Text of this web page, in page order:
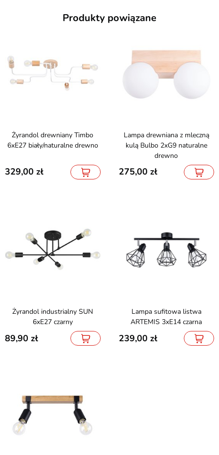
Produkty powiązane
Żyrandol drewniany Timbo
6xE27 biały/naturalne drewno
329,00
Lampa drewniana z mleczną
kulą Bulbo 2xG9 naturalne
drewno
275,00
Żyrandol industrialny SUN
6xE27 czarny
89,90
Lampa sufitowa listwa
ARTEMIS 3xE14 czarna
239,00